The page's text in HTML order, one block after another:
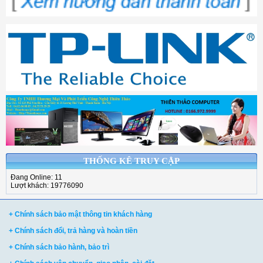
THỐNG KÊ TRUY CẬP
Đang Online: 11
Lượt khách: 19776090
+ Chính sách bảo mật thông tin khách hàng
+ Chính sách đổi, trả hàng và hoàn tiền
+ Chính sách bảo hành, bảo trì